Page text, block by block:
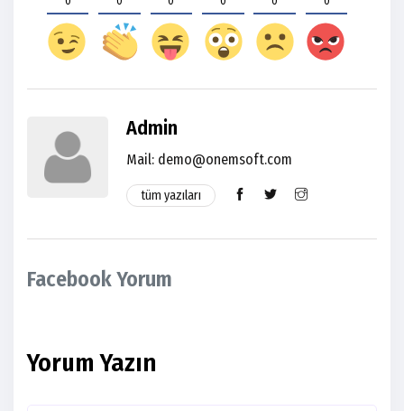
Admin
Mail: demo@onemsoft.com
tüm yazıları
Facebook Yorum
Yorum Yazın